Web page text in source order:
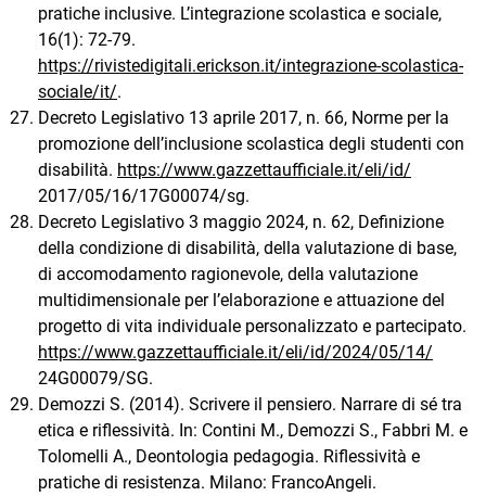
pratiche inclusive. L’integrazione scolastica e sociale,
16(1): 72-79.
https://rivistedigitali.erickson.it/integrazione-scolastica-
sociale/it/.
Decreto Legislativo 13 aprile 2017, n. 66, Norme per la
promozione dell’inclusione scolastica degli studenti con
disabilità. https://www.gazzettaufficiale.it/eli/id/
2017/05/16/17G00074/sg.
Decreto Legislativo 3 maggio 2024, n. 62, Definizione
della condizione di disabilità, della valutazione di base,
di accomodamento ragionevole, della valutazione
multidimensionale per l’elaborazione e attuazione del
progetto di vita individuale personalizzato e partecipato.
https://www.gazzettaufficiale.it/eli/id/2024/05/14/
24G00079/SG.
Demozzi S. (2014). Scrivere il pensiero. Narrare di sé tra
etica e riflessività. In: Contini M., Demozzi S., Fabbri M. e
Tolomelli A., Deontologia pedagogia. Riflessività e
pratiche di resistenza. Milano: FrancoAngeli.